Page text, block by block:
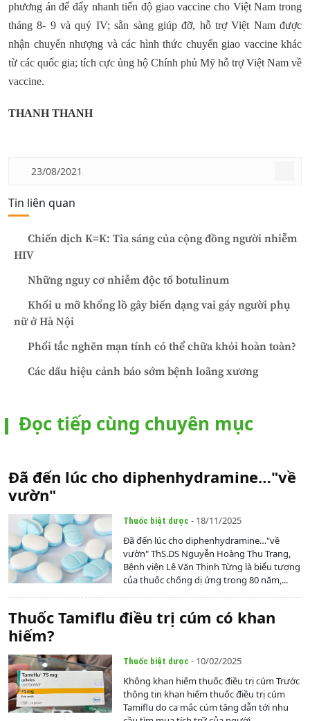
phương án để đẩy nhanh tiến độ giao vaccine cho Việt Nam trong
tháng 8- 9 và quý IV; sẵn sàng giúp đỡ, hỗ trợ Việt Nam được
nhận chuyển nhượng và các hình thức chuyển giao vaccine khác
từ các quốc gia; tích cực ủng hộ Chính phủ Mỹ hỗ trợ Việt Nam về
vaccine.
THANH THANH
23/08/2021
Tin liên quan
Chiến dịch K=K: Tia sáng của cộng đồng người nhiễm
HIV
Những nguy cơ nhiễm độc tố botulinum
Khối u mỡ khổng lồ gây biến dạng vai gáy người phụ
nữ ở Hà Nội
Phổi tắc nghẽn mạn tính có thể chữa khỏi hoàn toàn?
Các dấu hiệu cảnh báo sớm bệnh loãng xương
Đọc tiếp cùng chuyên mục
Đã đến lúc cho diphenhydramine…"về
vườn"
Thuốc biệt dược - 18/11/2025
Đã đến lúc cho diphenhydramine…"về
vườn" ThS.DS Nguyễn Hoàng Thu Trang,
Bệnh viện Lê Văn Thịnh Từng là biểu tượng
của thuốc chống dị ứng trong 80 năm,...
Thuốc Tamiflu điều trị cúm có khan
hiếm?
Thuốc biệt dược - 10/02/2025
Không khan hiếm thuốc điều trị cúm Trước
thông tin khan hiếm thuốc điều trị cúm
Tamiflu do ca mắc cúm tăng dẫn tới nhu